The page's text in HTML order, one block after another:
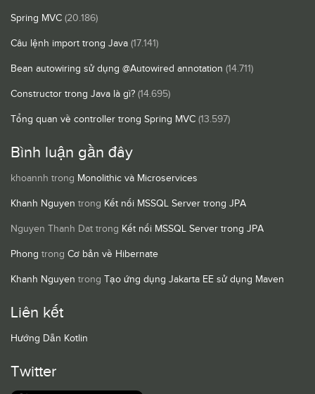
Spring MVC (20.186)
Câu lệnh import trong Java (17.141)
Bean autowiring sử dụng @Autowired annotation (14.711)
Constructor trong Java là gì? (14.695)
Tổng quan về controller trong Spring MVC (13.597)
Bình luận gần đây
khoannh trong Monolithic và Microservices
Khanh Nguyen trong Kết nối MSSQL Server trong JPA
Nguyen Thanh Dat trong Kết nối MSSQL Server trong JPA
Phong trong Cơ bản về Hibernate
Khanh Nguyen trong Tạo ứng dụng Jakarta EE sử dụng Maven
Liên kết
Hướng Dẫn Kotlin
Twitter